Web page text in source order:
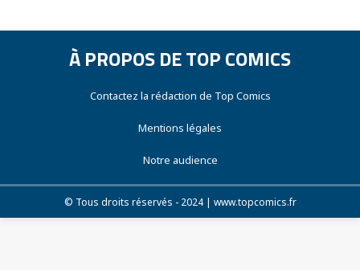
À PROPOS DE TOP COMICS
Contactez la rédaction de Top Comics
Mentions légales
Notre audience
© Tous droits réservés - 2024 | www.topcomics.fr